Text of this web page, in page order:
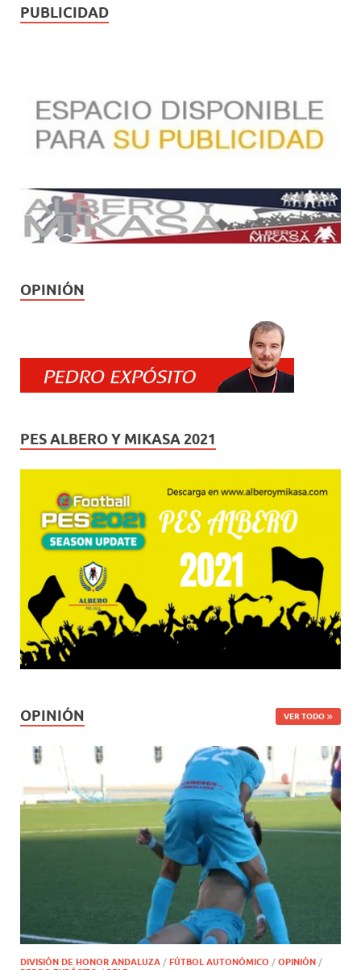
PUBLICIDAD
OPINIÓN
PES ALBERO Y MIKASA 2021
OPINIÓN VER TODO
DIVISIÓN DE HONOR ANDALUZA / FÚTBOL AUTONÓMICO / OPINIÓN /